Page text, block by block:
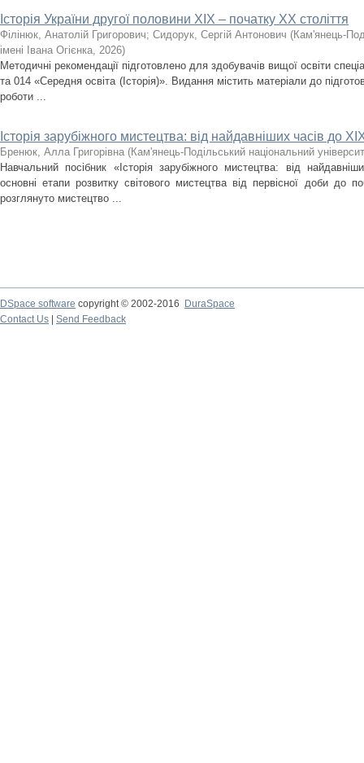
Історія України другої половини XIX – початку ХХ століття
Філінюк, Анатолій Григорович; Сидорук, Сергій Антонович (Кам'янець-
імені Івана Огієнка, 2026)
Методичні рекомендації підготовлено для здобувачів вищої освіти
та 014 «Середня освіта (Історія)». Видання містить матеріали до
роботи ...
Історія зарубіжного мистецтва: від найдавніших часів до
Бренюк, Алла Григорівна (Кам'янець-Подільський національний
Навчальний посібник «Історія зарубіжного мистецтва: від
основні етапи розвитку світового мистецтва від первісної доби до
розглянуто мистецтво ...
DSpace software copyright © 2002-2016
DuraSpace
Contact Us
Send Feedback